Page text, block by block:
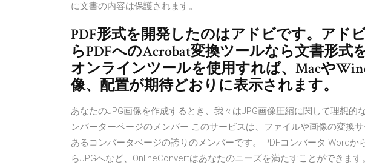
に文書の内容は保護されます。
PDF形式を開発したのはアドビです。アド
らPDFへのAcrobat変換ツールなら文書形式
オンラインツールを使用すれば、Macや
像、配置が期待どおりに表示されます。
あなたのJPG画像を作成するとき、我々はJPG画像圧縮に関して理想的
ンバーターページのメンバー このサービスは、ファイルや画像の変換
あるコンバータページの誇りのメンバーです。 PDFコンバータ Wordか
らJPGへなど、OnlineConvertはあなたのニーズを満たすことができま